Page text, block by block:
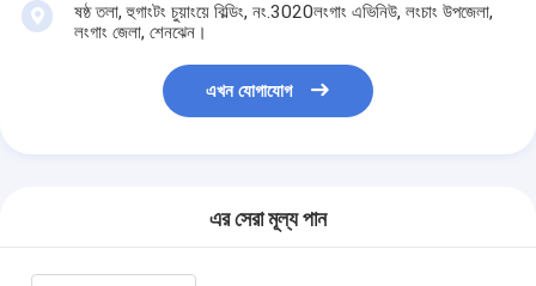
ষষ্ঠ তলা, হুগাংটং চুয়াংয়ে বিল্ডিং, নং.3020লংগাং এভিনিউ, লংচাং উপজেলা,
লংগাং জেলা, শেনঝেন।
এখন যোগাযোগ
এর সেরা মূল্য পান